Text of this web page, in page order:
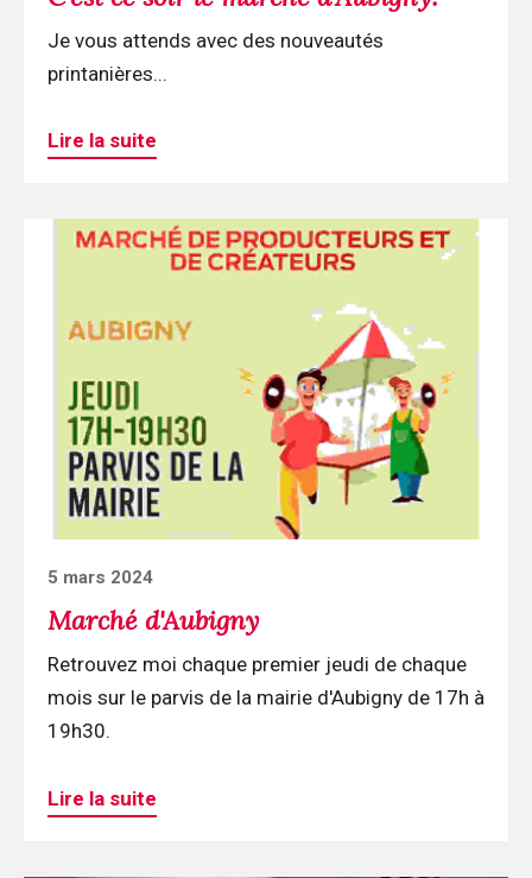
Je vous attends avec des nouveautés
printanières...
Lire la suite
Continuer
Marché
Posted
on
5 mars 2024
Marché d'Aubigny
Retrouvez moi chaque premier jeudi de chaque
mois sur le parvis de la mairie d'Aubigny de 17h à
19h30.
Lire la suite